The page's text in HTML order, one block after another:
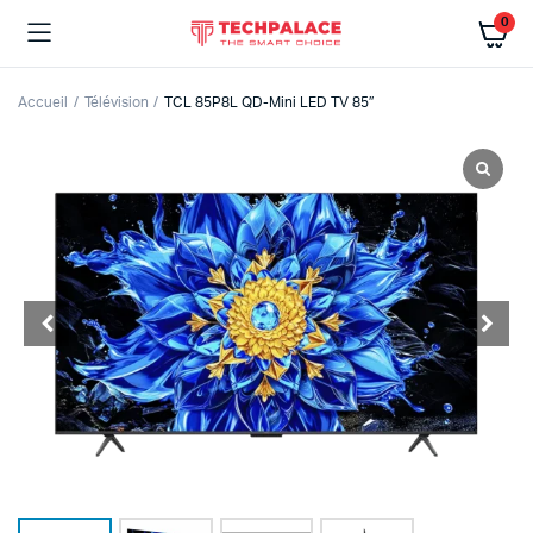
0
Accueil Télévision TCL 85P8L QD-Mini LED TV 85″